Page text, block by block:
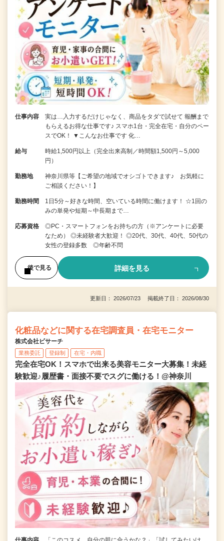
仕事内容
実は…入力するだけじゃなく、商品をタダで試せて 報酬まで
もらえるお得な仕事です♪ スマホ1台・完全在宅・自分のペー
スでOK！ ▼こんなお仕事です 化…
給与
時給1,500円以上（完全出来高制／時間額1,500円～5,000
円）
勤務地
神奈川県等【ご希望の地域でオシゴトできます♪ お気軽に
ご相談ください！】
勤務時間
1日5分～好きな時間、空いている時間に働けます！ ☆1回の
みの単発や短期～中長期まで…
応募資格
◎PC・スマートフォンをお持ちの方（※アンケートに必要
なため） ◎未経験者大歓迎！ ◎20代、30代、40代、50代の
女性の登録多数 ◎年齢不問
後で見る 詳細を見る
更新日： 2026/07/23 掲載終了日： 2026/08/30
化粧品などに関する在宅調査員・在宅モニター
株式会社ビサーチ
業務委託 登録制 在宅・内職
完全在宅OK！スマホで出来る美容モニター大募集！未経
験歓迎♪履歴書・面接不要でスグに働ける！@神奈川